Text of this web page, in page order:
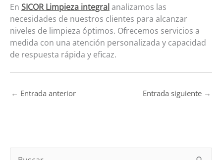
En SICOR Limpieza integral analizamos las
necesidades de nuestros clientes para alcanzar
niveles de limpieza óptimos. Ofrecemos servicios a
medida con una atención personalizada y capacidad
de respuesta rápida y eficaz.
← Entrada anterior Entrada siguiente →